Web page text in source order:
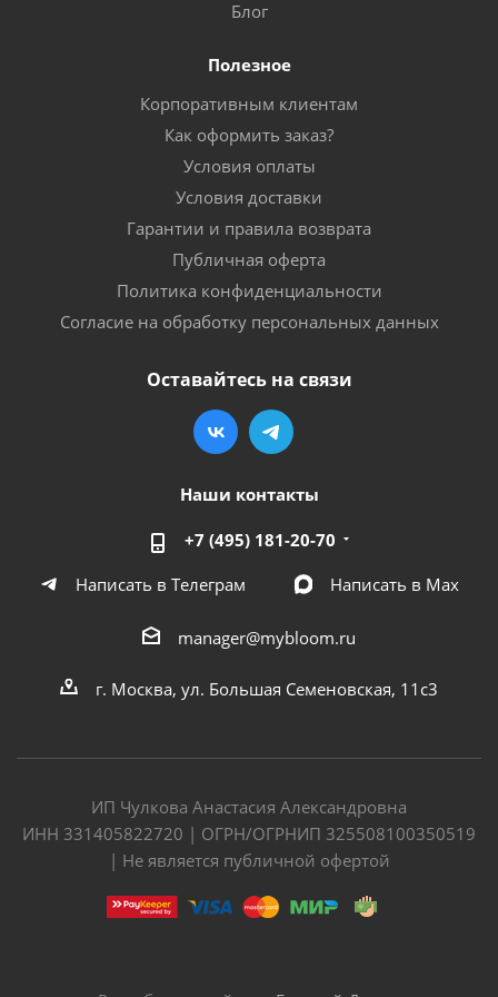
Блог
Полезное
Корпоративным клиентам
Как оформить заказ?
Условия оплаты
Условия доставки
Гарантии и правила возврата
Публичная оферта
Политика конфиденциальности
Согласие на обработку персональных данных
Оставайтесь на связи
Наши контакты
+7 (495) 181-20-70
Написать в Телеграм
Написать в Мах
manager@mybloom.ru
г. Москва, ул. Большая Семеновская, 11с3
ИП Чулкова Анастасия Александровна
ИНН 331405822720 | ОГРН/ОГРНИП 325508100350519
| Не является публичной офертой